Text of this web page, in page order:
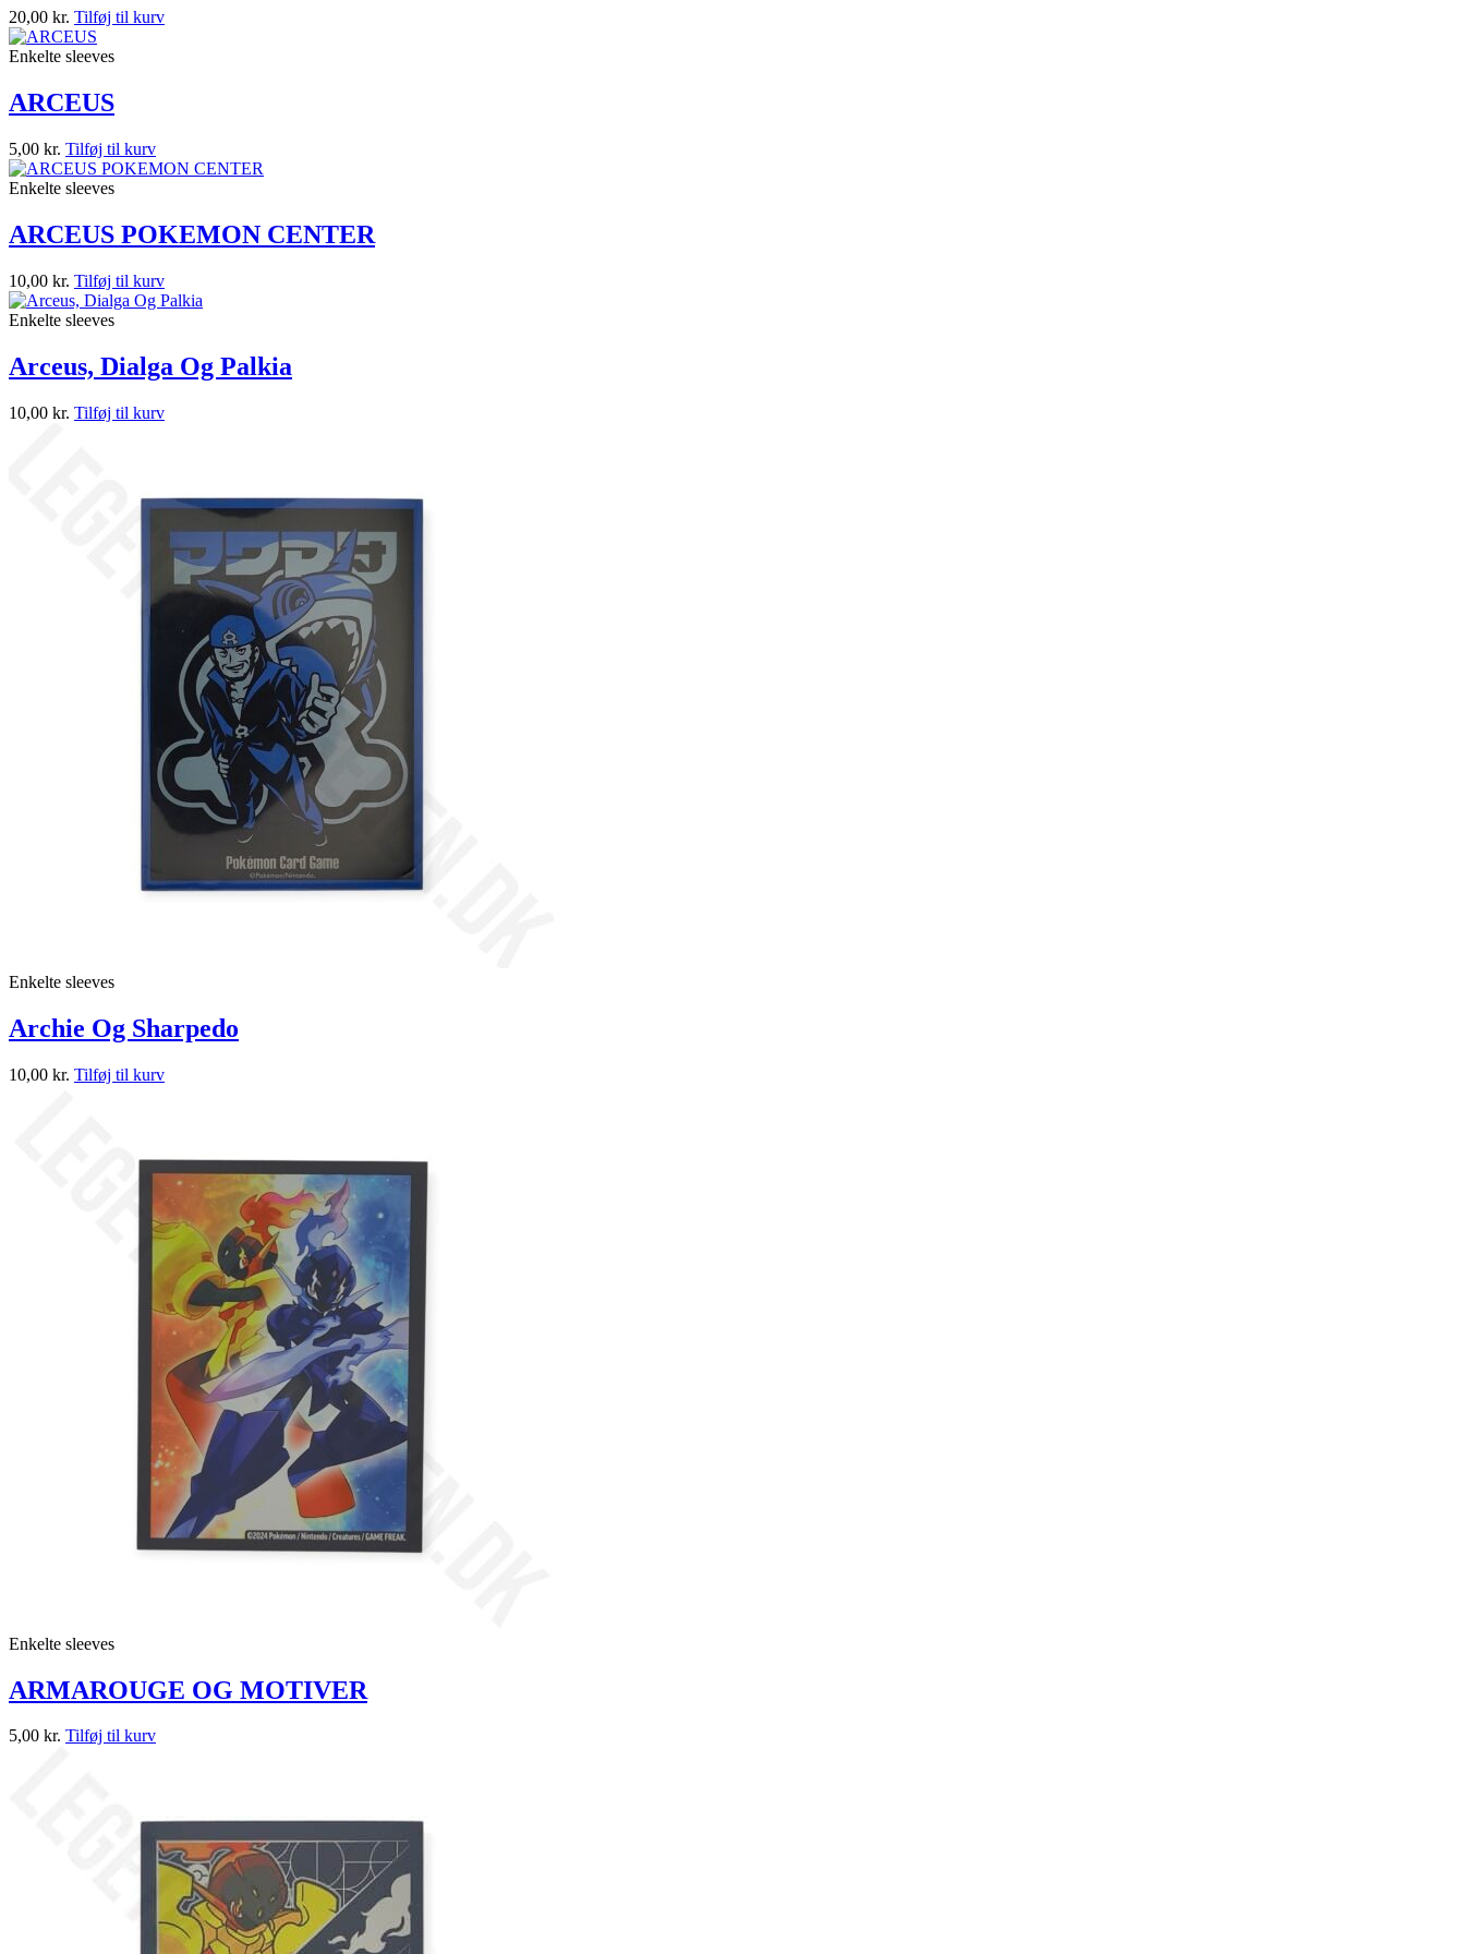
20,00 kr. Tilføj til kurv
Enkelte sleeves
ARCEUS
5,00 kr. Tilføj til kurv
Enkelte sleeves
ARCEUS POKEMON CENTER
10,00 kr. Tilføj til kurv
Enkelte sleeves
Arceus, Dialga Og Palkia
10,00 kr. Tilføj til kurv
Enkelte sleeves
Archie Og Sharpedo
10,00 kr. Tilføj til kurv
Enkelte sleeves
ARMAROUGE OG MOTIVER
5,00 kr. Tilføj til kurv